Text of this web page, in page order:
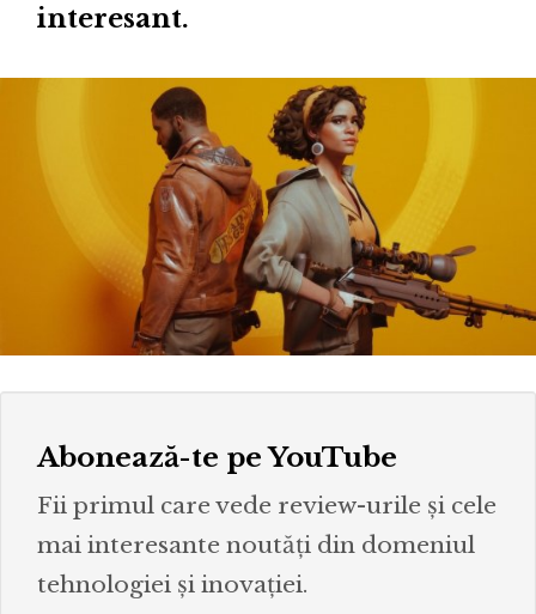
interesant.
Abonează-te pe YouTube
Fii primul care vede review-urile și cele
mai interesante noutăți din domeniul
tehnologiei și inovației.